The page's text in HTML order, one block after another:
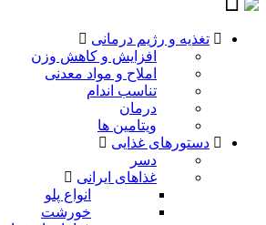
تغذیه و رژیم درمانی
افزایش و کاهش وزن
املاح و مواد معدنی
تناسب اندام
درمان
ویتامین ها
دستورهای غذایی
دسر
غذاهای ایرانی
انواع پلو
خورشت